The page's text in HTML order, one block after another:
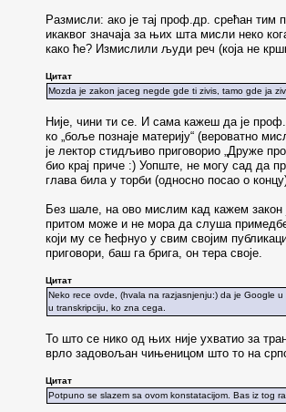
Размисли: ако је тај проф.др. срећан тим
икаквог значаја за њих шта мисли неко
како ће? Измислили људи реч (која не
Цитат
Mozda je zakon jaceg negde gde ti zivis, tamo gde ja
Није, чини ти се. И сама кажеш да је
ко „боље познаје материју“ (вероватно
је лектор стидљиво приговорио „Друже
био крај приче :) Уопште, не могу сад да
глава била у торби (односно посао о
Без шале, на ово мислим кад кажем закон
притом може и не мора да слуша
који му се ћефнуо у свим својим
приговори, баш га брига, он тера своје.
Цитат
Neko rece ovde, (hvala na razjasnjenju:) da je Google
u transkripciju, ko zna cega.
То што се нико од њих није ухватио за
врло задовољан чињеницом што то на
Цитат
Potpuno se slazem sa ovom konstatacijom. Bas iz tog